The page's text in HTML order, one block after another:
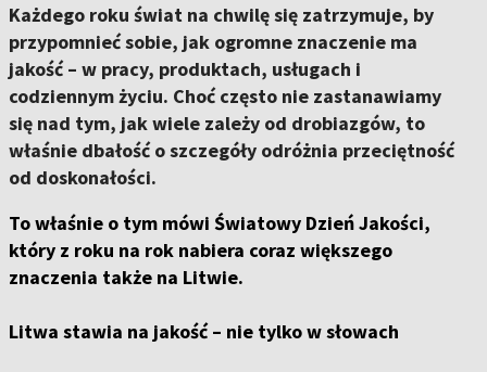
Każdego roku świat na chwilę się zatrzymuje, by
przypomnieć sobie, jak ogromne znaczenie ma
jakość – w pracy, produktach, usługach i
codziennym życiu. Choć często nie zastanawiamy
się nad tym, jak wiele zależy od drobiazgów, to
właśnie dbałość o szczegóły odróżnia przeciętność
od doskonałości.
To właśnie o tym mówi Światowy Dzień Jakości,
który z roku na rok nabiera coraz większego
znaczenia także na Litwie.
Litwa stawia na jakość – nie tylko w słowach